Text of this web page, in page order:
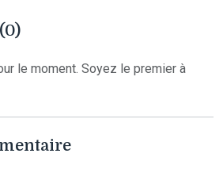
le moment. Soyez le premier à